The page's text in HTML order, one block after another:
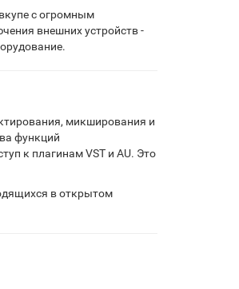
с огромным
внешних устройств -
микширования и
функций
к плагинам VST и AU. Это
в открытом